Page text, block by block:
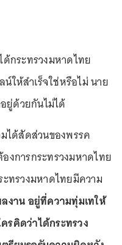
กระทรวงมหาดไทย
ให้สำเร็จใช่หรือไม่ นาย
ยู่ด้วยกันไม่ได้
ได้สัดส่วนของพรรค
งการกระทรวงมหาดไทย
ทรวงมหาดไทยมีความ
าน อยู่ที่ความทุ่มเทให้
รคิดว่าได้กระทรวง